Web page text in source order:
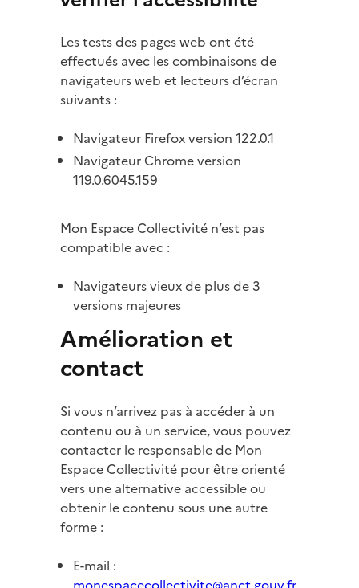
Les tests des pages web ont été
effectués avec les combinaisons de
navigateurs web et lecteurs d’écran
suivants :
Navigateur Firefox version 122.0.1
Navigateur Chrome version
119.0.6045.159
Mon Espace Collectivité n’est pas
compatible avec :
Navigateurs vieux de plus de 3
versions majeures
Amélioration et
contact
Si vous n’arrivez pas à accéder à un
contenu ou à un service, vous pouvez
contacter le responsable de Mon
Espace Collectivité pour être orienté
vers une alternative accessible ou
obtenir le contenu sous une autre
forme :
E-mail :